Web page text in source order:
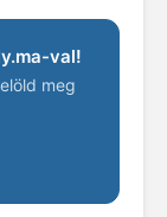
val!
meg